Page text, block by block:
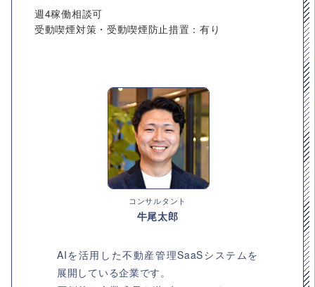
週4稼働相談可
受動喫煙対策・受動喫煙防止措置：有り
コンサルタント
牛尾太郎
AIを活用した不動産管理SaaSシステムを
展開している企業です。